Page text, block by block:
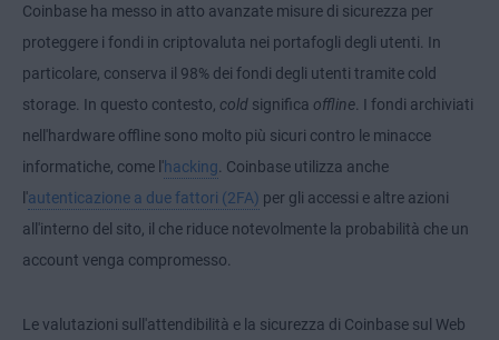
Coinbase ha messo in atto avanzate misure di sicurezza per
proteggere i fondi in criptovaluta nei portafogli degli utenti. In
particolare, conserva il 98% dei fondi degli utenti tramite cold
storage. In questo contesto, cold significa offline. I fondi archiviati
nell'hardware offline sono molto più sicuri contro le minacce
informatiche, come l'hacking. Coinbase utilizza anche
l'autenticazione a due fattori (2FA) per gli accessi e altre azioni
all'interno del sito, il che riduce notevolmente la probabilità che un
account venga compromesso.
Le valutazioni sull'attendibilità e la sicurezza di Coinbase sul Web